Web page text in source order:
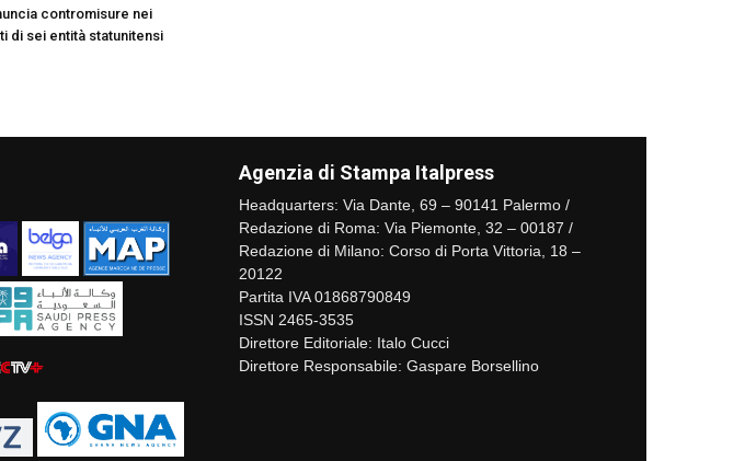
contromisure nei
di sei entità statunitensi
Agenzia di Stampa Italpress
Headquarters: Via Dante, 69 – 90141 Palermo /
Redazione di Roma: Via Piemonte, 32 – 00187 /
Redazione di Milano: Corso di Porta Vittoria, 18 –
20122
Partita IVA 01868790849
ISSN 2465-3535
Direttore Editoriale: Italo Cucci
Direttore Responsabile: Gaspare Borsellino